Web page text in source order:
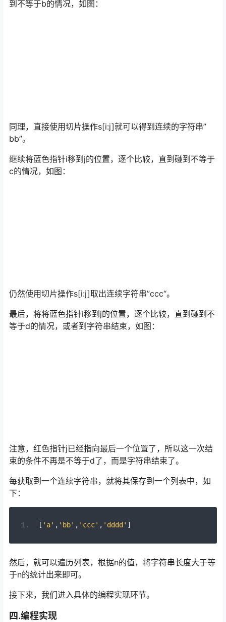
到不等于b的情况，如图：
同理，直接使用切片操作s[i:j]就可以得到连续的字符串”
bb”。
继续将蓝色指针i移到j的位置，逐个比较，直到碰到不等于
c的情况，如图：
仍然使用切片操作s[i:j]取出连续字符串”ccc“。
最后，将将蓝色指针i移到j的位置，逐个比较，直到碰到不
等于d的情况，或者到字符串结束，如图：
注意，红色指针j已经指向最后一个位置了，所以这一次结
束的条件不再是不等于d了，而是字符串结束了。
每获取到一个连续字符串，就将其保存到一个列表中，如
下：
[ 'a' , 'bb' , 'ccc' , 'dddd' ]
然后，就可以遍历列表，根据n的值，将字符串长度大于等
于n的统计出来即可。
接下来，我们进入具体的编程实现环节。
四.编程实现